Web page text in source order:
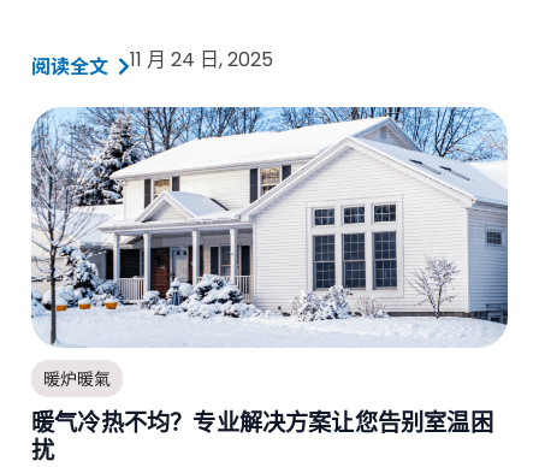
阅读全文 11 月 24 日, 2025
暖炉暖氣
暖气冷热不均？专业解决方案让您告别室温困
扰